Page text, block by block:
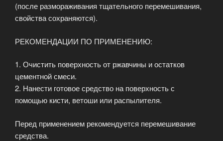
(после размораживания тщательного перемешивания,
свойства сохраняются).
РЕКОМЕНДАЦИИ ПО ПРИМЕНЕНИЮ:
1. Очистить поверхность от ржавчины и остатков
цементной смеси.
2. Нанести готовое средство на поверхность с
помощью кисти, ветоши или распылителя.
Перед применением рекомендуется перемешивание
средства.